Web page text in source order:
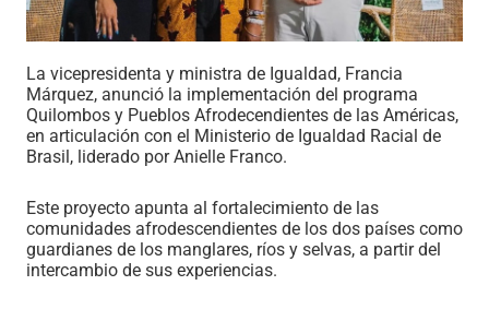
La vicepresidenta y ministra de Igualdad, Francia
Márquez, anunció la implementación del programa
Quilombos y Pueblos Afrodecendientes de las Américas,
en articulación con el Ministerio de Igualdad Racial de
Brasil, liderado por Anielle Franco.
Este proyecto apunta al fortalecimiento de las
comunidades afrodescendientes de los dos países como
guardianes de los manglares, ríos y selvas, a partir del
intercambio de sus experiencias.